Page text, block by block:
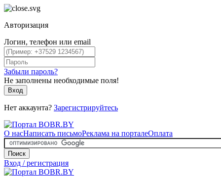
Авторизация
Логин, телефон или email
Забыли пароль?
Не заполнены необходимые поля!
Вход
Нет аккаунта? Зарегистрируйтесь
О насНаписать письмоРеклама на порталеОплата
Поиск
Вход / регистрация